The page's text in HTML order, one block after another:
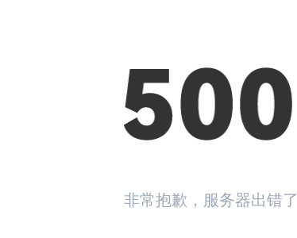
非常抱歉，服务器出错了